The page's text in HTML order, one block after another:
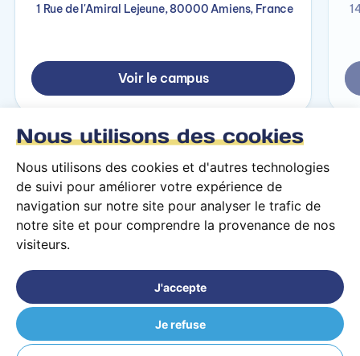
Nous utilisons des cookies
Nous utilisons des cookies et d'autres technologies
de suivi pour améliorer votre expérience de
navigation sur notre site pour analyser le trafic de
notre site et pour comprendre la provenance de nos
visiteurs.
J'accepte
Je refuse
1 Rue de l'Amiral Lejeune, 80000 Amiens, France
Voir le campus
Conditions générales d’utilisation
© 2026 PARCOURS Privé tous droits réservés